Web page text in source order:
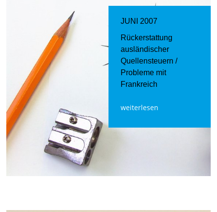
JUNI 2007
Rückerstattung
ausländischer
Quellensteuern /
Probleme mit
Frankreich
weiterlesen